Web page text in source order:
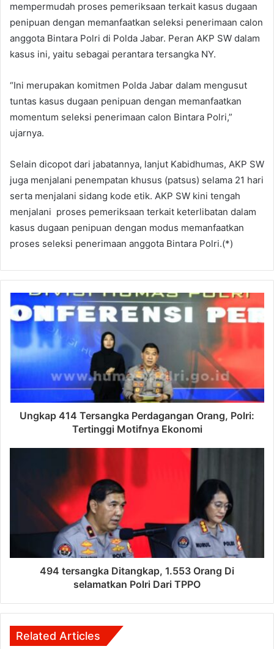
mempermudah proses pemeriksaan terkait kasus dugaan
penipuan dengan memanfaatkan seleksi penerimaan calon
anggota Bintara Polri di Polda Jabar. Peran AKP SW dalam
kasus ini, yaitu sebagai perantara tersangka NY.
“Ini merupakan komitmen Polda Jabar dalam mengusut
tuntas kasus dugaan penipuan dengan memanfaatkan
momentum seleksi penerimaan calon Bintara Polri,”
ujarnya.
Selain dicopot dari jabatannya, lanjut Kabidhumas, AKP SW
juga menjalani penempatan khusus (patsus) selama 21 hari
serta menjalani sidang kode etik. AKP SW kini tengah
menjalani proses pemeriksaan terkait keterlibatan dalam
kasus dugaan penipuan dengan modus memanfaatkan
proses seleksi penerimaan anggota Bintara Polri.(*)
Ungkap 414 Tersangka Perdagangan Orang, Polri:
Tertinggi Motifnya Ekonomi
494 tersangka Ditangkap, 1.553 Orang Di
selamatkan Polri Dari TPPO
Related Articles